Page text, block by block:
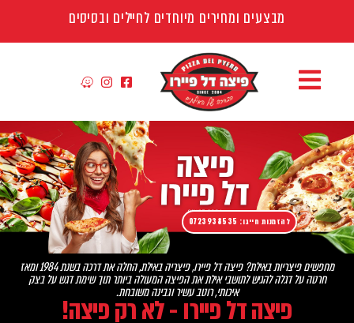
מבצעים ומחירים מיוחדים לחיילים ובסיסים
להזמנות חייגו: 0723938535
מחפשים פיצריות באילת? פיצה דל פיירו, פיצריה באילת, החלה את דרכה בשנת 1984 ומאז
חרטה על דגלה להגיש לתושבי אילת את הפיצה המעולה ביותר תוך שימת דגש על בצק
איכותי, רוטב עשיר וגבינה משובחת.
פיצה דל פיירו - לא רק פיצה!